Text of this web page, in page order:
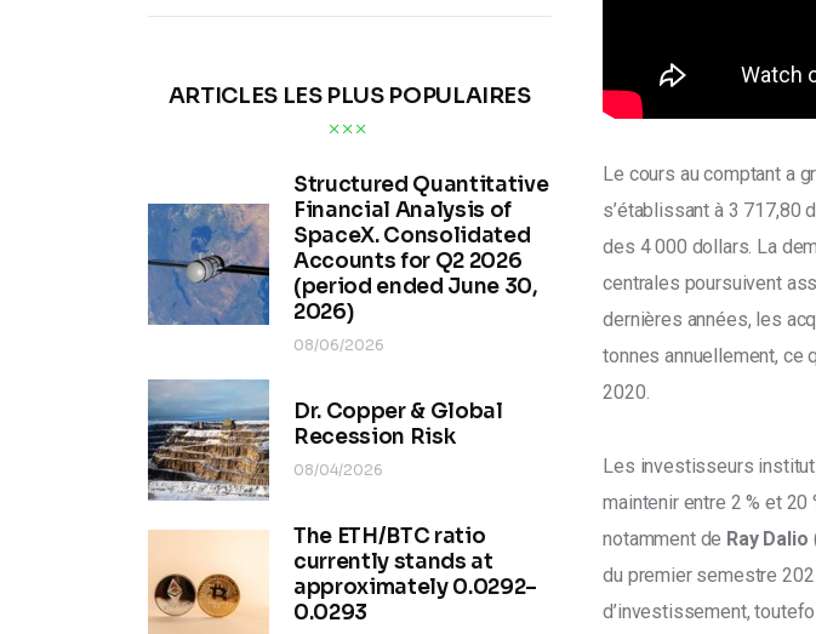
Le cours au comptant a
s’établissant à 3 717,80
des 4 000 dollars. La
centrales poursuivent
dernières années, les
tonnes annuellement, ce
2020.
Les investisseurs
maintenir entre 2 % et
notamment de Ray Dalio
du premier semestre
d’investissement,
ARTICLES LES PLUS POPULAIRES
Structured Quantitative
Financial Analysis of
SpaceX. Consolidated
Accounts for Q2 2026
(period ended June 30,
2026)
08/06/2026
Dr. Copper & Global
Recession Risk
08/04/2026
The ETH/BTC ratio
currently stands at
approximately 0.0292–
0.0293